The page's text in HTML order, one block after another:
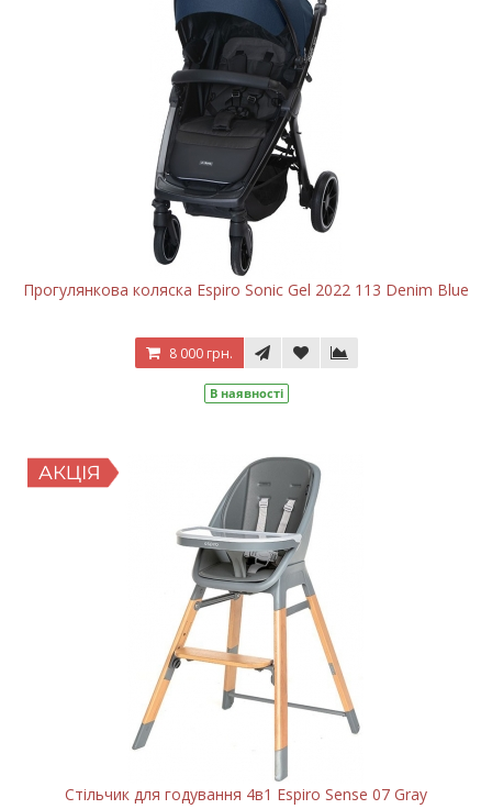
Прогулянкова коляска Espiro Sonic Gel 2022 113 Denim Blue
8 000 грн.
В наявності
Стільчик для годування 4в1 Espiro Sense 07 Gray